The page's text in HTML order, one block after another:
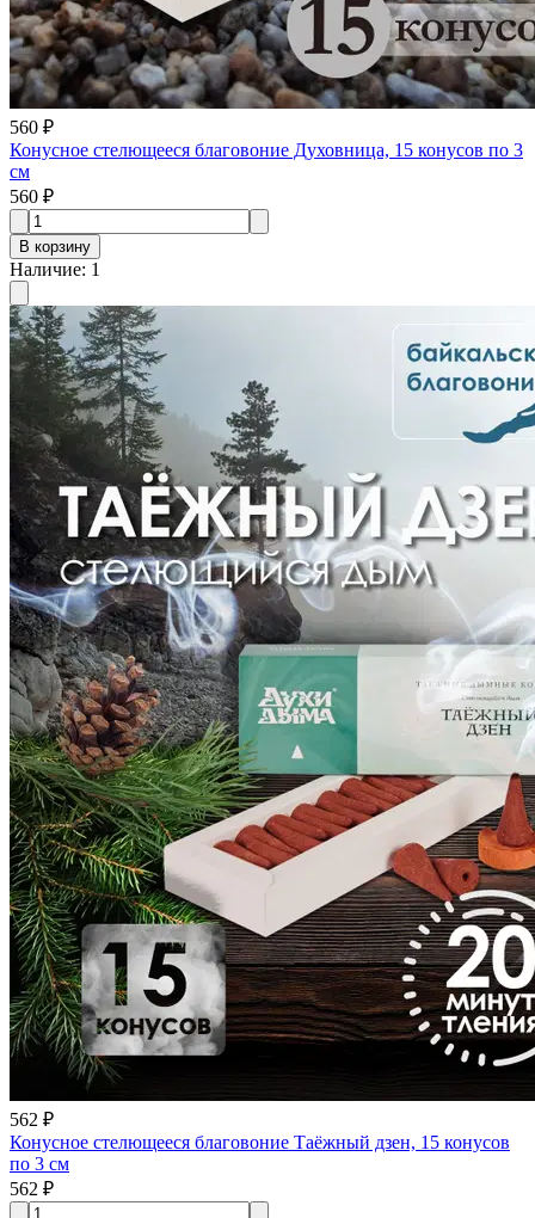
560 ₽
Конусное стелющееся благовоние Духовница, 15 конусов по 3
см
560 ₽
В корзину
Наличие: 1
562 ₽
Конусное стелющееся благовоние Таёжный дзен, 15 конусов
по 3 см
562 ₽